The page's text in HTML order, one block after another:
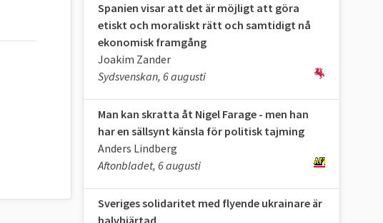
Spanien visar att det är möjligt att göra
etiskt och moraliskt rätt och samtidigt nå
ekonomisk framgång
Joakim Zander
Sydsvenskan, 6 augusti
Man kan skratta åt Nigel Farage - men han
har en sällsynt känsla för politisk tajming
Anders Lindberg
Aftonbladet, 6 augusti
Sveriges solidaritet med flyende ukrainare är
halvhjärtad